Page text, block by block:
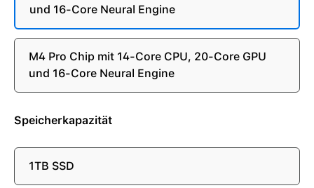
und 16-Core Neural Engine
M4 Pro Chip mit 14-Core CPU, 20-Core GPU
und 16-Core Neural Engine
Speicherkapazität
1TB SSD